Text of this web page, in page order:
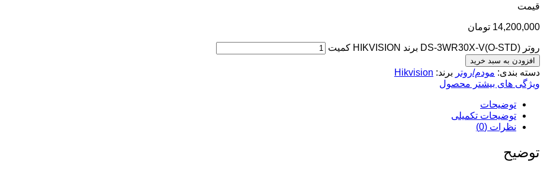
قيمت
14,200,000 تومان
روتر DS-3WR30X-V(O-STD) برند HIKVISION کمیت
افزودن به سبد خرید
دسته بندی: مودم/روتر برند: Hikvision
ویژگی های بیشتر محصول
توضیحات
توضیحات تکمیلی
نظرات (0)
توضیح